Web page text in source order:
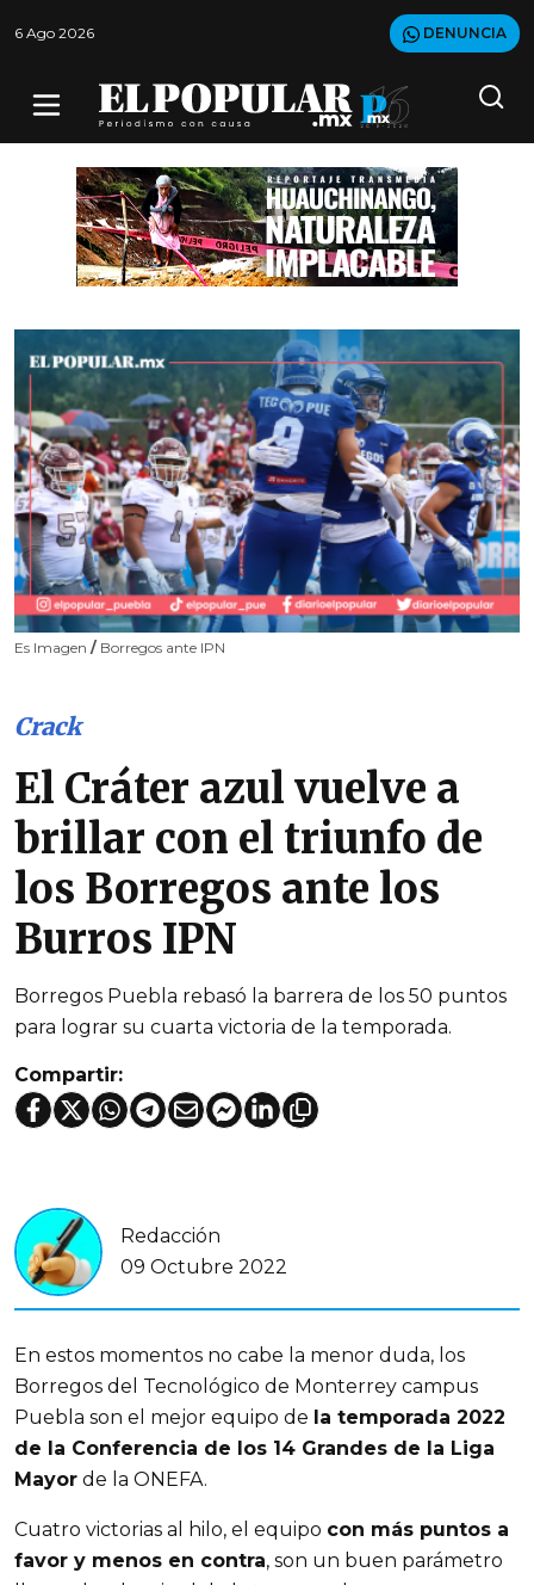
6 Ago 2026 DENUNCIA
Es Imagen / Borregos ante IPN
Crack
El Cráter azul vuelve a
brillar con el triunfo de
los Borregos ante los
Burros IPN
Borregos Puebla rebasó la barrera de los 50 puntos
para lograr su cuarta victoria de la temporada.
Compartir:
Redacción
09 Octubre 2022
En estos momentos no cabe la menor duda, los
Borregos del Tecnológico de Monterrey campus
Puebla son el mejor equipo de la temporada 2022
de la Conferencia de los 14 Grandes de la Liga
Mayor de la ONEFA.
Cuatro victorias al hilo, el equipo con más puntos a
favor y menos en contra, son un buen parámetro